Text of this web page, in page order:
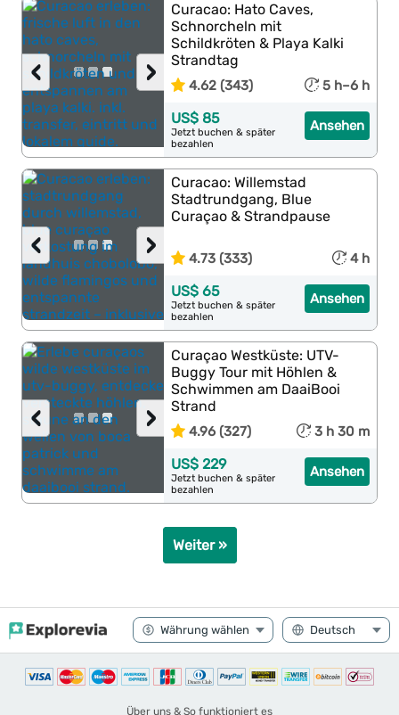
›
‹
Curacao: Hato Caves,
Schnorcheln mit
Schildkröten & Playa Kalki
Strandtag
4.62 (343) 5 h–6 h
Ansehen
US$ 85
Jetzt buchen & später
bezahlen
›
‹
Curacao: Willemstad
Stadtrundgang, Blue
Curaçao & Strandpause
4.73 (333) 4 h
Ansehen
US$ 65
Jetzt buchen & später
bezahlen
›
‹
Curaçao Westküste: UTV-
Buggy Tour mit Höhlen &
Schwimmen am DaaiBooi
Strand
4.96 (327) 3 h 30 m
Ansehen
US$ 229
Jetzt buchen & später
bezahlen
Weiter »
Über uns & So funktioniert es